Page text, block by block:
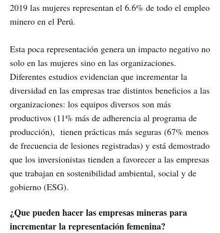
2019 las mujeres representan el 6.6% de todo el empleo
minero en el Perú.
Esta poca representación genera un impacto negativo no
solo en las mujeres sino en las organizaciones.
Diferentes estudios evidencian que incrementar la
diversidad en las empresas trae distintos beneficios a las
organizaciones: los equipos diversos son más
productivos (11% más de adherencia al programa de
producción), tienen prácticas más seguras (67% menos
de frecuencia de lesiones registradas) y está demostrado
que los inversionistas tienden a favorecer a las empresas
que trabajan en sostenibilidad ambiental, social y de
gobierno (ESG).
¿Que pueden hacer las empresas mineras para
incrementar la representación femenina?